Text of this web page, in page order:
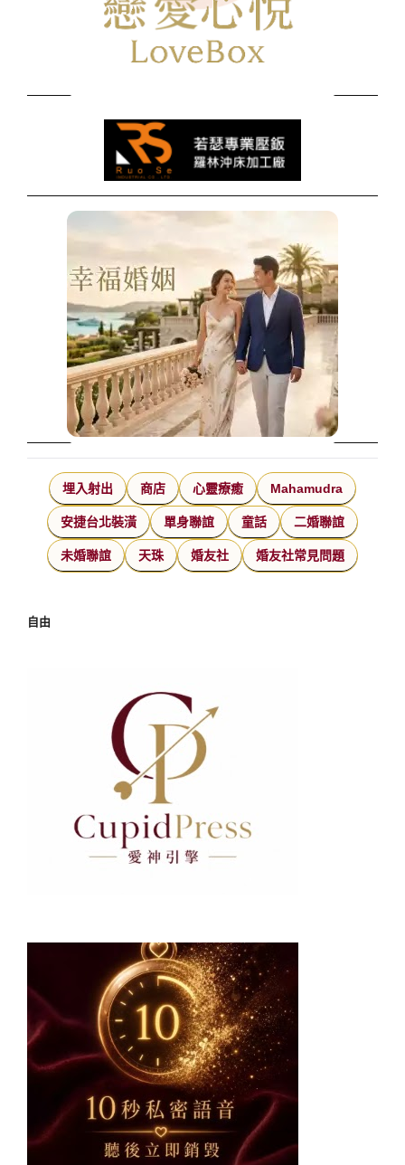
埋入射出 商店 心靈療癒 Mahamudra
安捷台北裝潢 單身聯誼 童話 二婚聯誼
未婚聯誼 天珠 婚友社 婚友社常見問題
自由